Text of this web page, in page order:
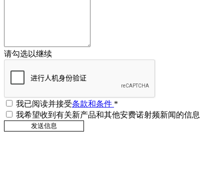
请勾选以继续
我已阅读并接受条款和条件 *
我希望收到有关新产品和其他安费诺射频新闻的信息